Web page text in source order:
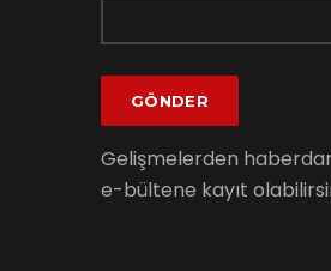
GÖNDER
Gelişmelerden
e-bültene kayıt